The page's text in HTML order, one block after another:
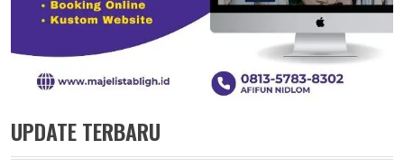
UPDATE TERBARU